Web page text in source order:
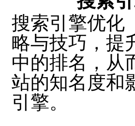
搜索引擎优化
略与技巧，提
中的排名，从
站的知名度和
引擎。